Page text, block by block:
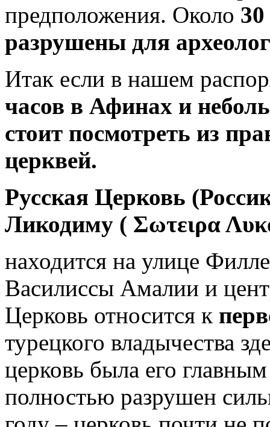
предположения. Около
разрушены для
Итак если в нашем
часов в Афинах и
стоит посмотреть из
церквей.
Русская Церковь
Ликодиму ( Σωτειρα
находится на улице
Василиссы Амалии и
Церковь относится к
турецкого владычества
церковь была его
полностью разрушен